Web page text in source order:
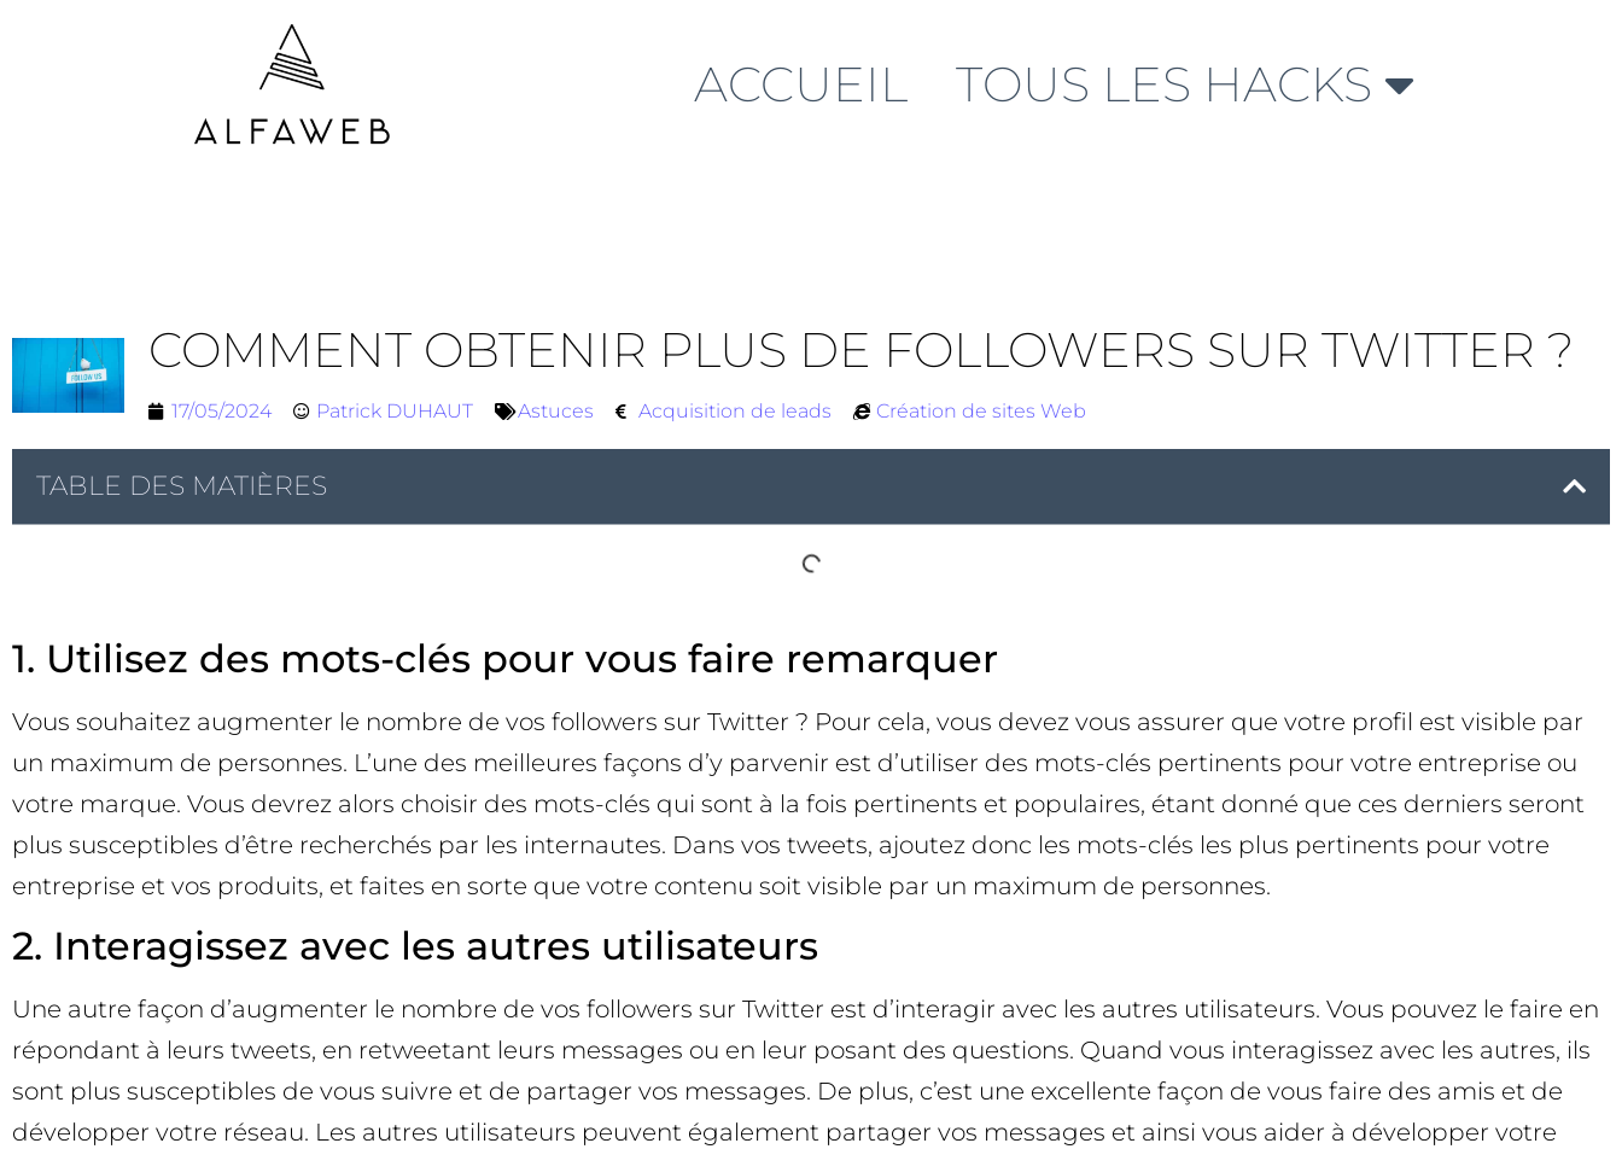
ACCUEIL TOUS LES HACKS
COMMENT OBTENIR PLUS DE FOLLOWERS SUR TWITTER ?
17/05/2024 Patrick DUHAUT Astuces Acquisition de leads Création de sites Web
TABLE DES MATIÈRES
1. Utilisez des mots-clés pour vous faire remarquer
Vous souhaitez augmenter le nombre de vos followers sur Twitter ? Pour cela, vous devez vous assurer que votre profil est visible par
un maximum de personnes. L’une des meilleures façons d’y parvenir est d’utiliser des mots-clés pertinents pour votre entreprise ou
votre marque. Vous devrez alors choisir des mots-clés qui sont à la fois pertinents et populaires, étant donné que ces derniers seront
plus susceptibles d’être recherchés par les internautes. Dans vos tweets, ajoutez donc les mots-clés les plus pertinents pour votre
entreprise et vos produits, et faites en sorte que votre contenu soit visible par un maximum de personnes.
2. Interagissez avec les autres utilisateurs
Une autre façon d’augmenter le nombre de vos followers sur Twitter est d’interagir avec les autres utilisateurs. Vous pouvez le faire en
répondant à leurs tweets, en retweetant leurs messages ou en leur posant des questions. Quand vous interagissez avec les autres, ils
sont plus susceptibles de vous suivre et de partager vos messages. De plus, c’est une excellente façon de vous faire des amis et de
développer votre réseau. Les autres utilisateurs peuvent également partager vos messages et ainsi vous aider à développer votre